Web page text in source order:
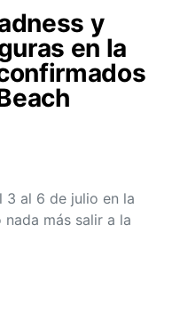
y
en la
3 al 6 de julio en la
más salir a la